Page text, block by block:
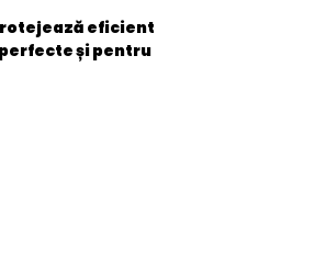
eficient
și pentru